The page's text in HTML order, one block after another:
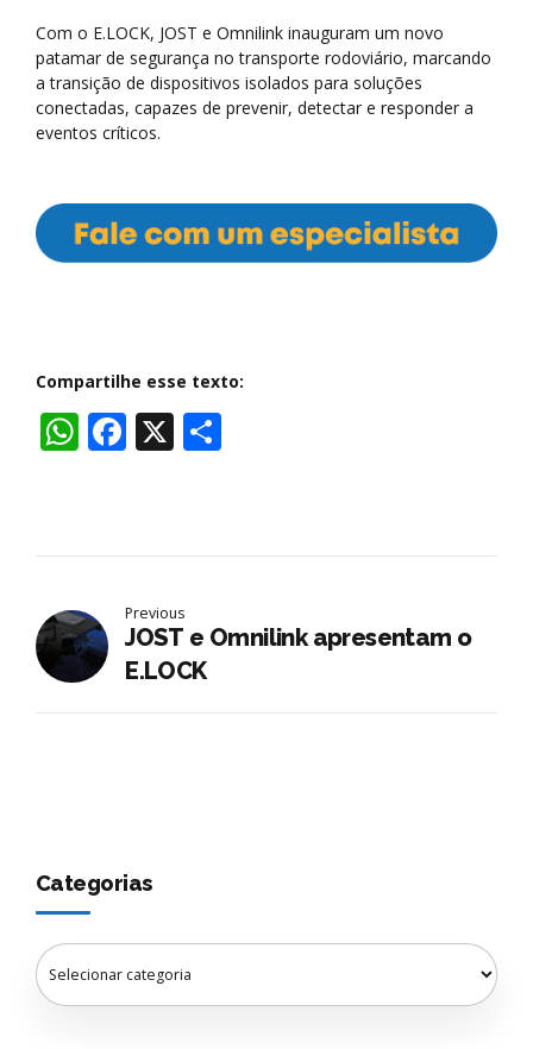
Com o E.LOCK, JOST e Omnilink inauguram um novo
patamar de segurança no transporte rodoviário, marcando
a transição de dispositivos isolados para soluções
conectadas, capazes de prevenir, detectar e responder a
eventos críticos.
Compartilhe esse texto:
WhatsApp
Facebook
X
Previous
JOST e Omnilink apresentam o
E.LOCK
Categorias